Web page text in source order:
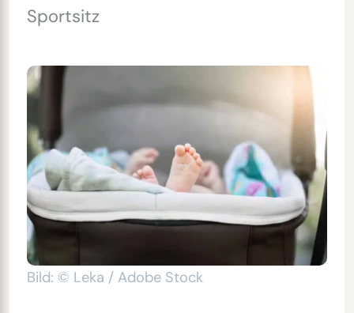
Sportsitz
Bild: © Leka / Adobe Stock